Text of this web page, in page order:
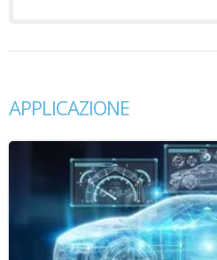
APPLICAZIONE